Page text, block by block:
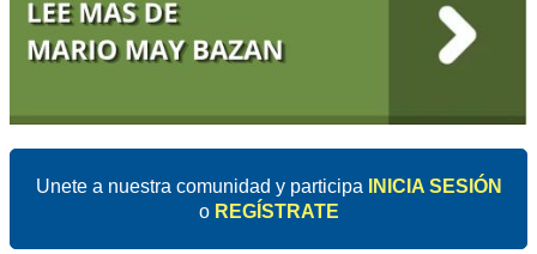
Unete a nuestra comunidad y participa
INICIA SESIÓN
o REGÍSTRATE